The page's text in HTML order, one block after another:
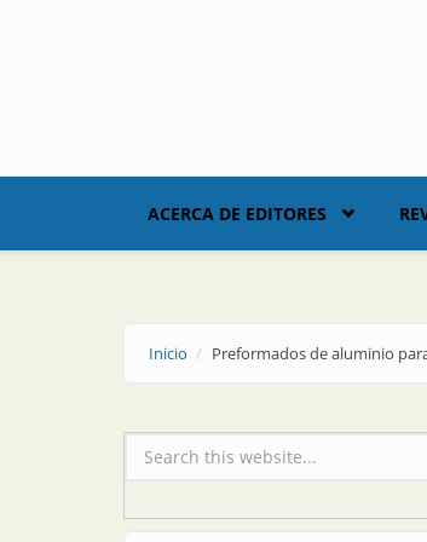
ACERCA DE EDITORES
Inicio Preformados de aluminio
Formulario de búsqueda